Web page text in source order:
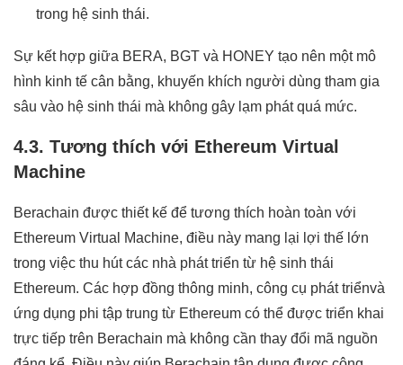
trong hệ sinh thái.
Sự kết hợp giữa BERA, BGT và HONEY tạo nên một mô
hình kinh tế cân bằng, khuyến khích người dùng tham gia
sâu vào hệ sinh thái mà không gây lạm phát quá mức.
4.3. Tương thích với Ethereum Virtual
Machine
Berachain được thiết kế để tương thích hoàn toàn với
Ethereum Virtual Machine, điều này mang lại lợi thế lớn
trong việc thu hút các nhà phát triển từ hệ sinh thái
Ethereum. Các hợp đồng thông minh, công cụ phát triểnvà
ứng dụng phi tập trung từ Ethereum có thể được triển khai
trực tiếp trên Berachain mà không cần thay đổi mã nguồn